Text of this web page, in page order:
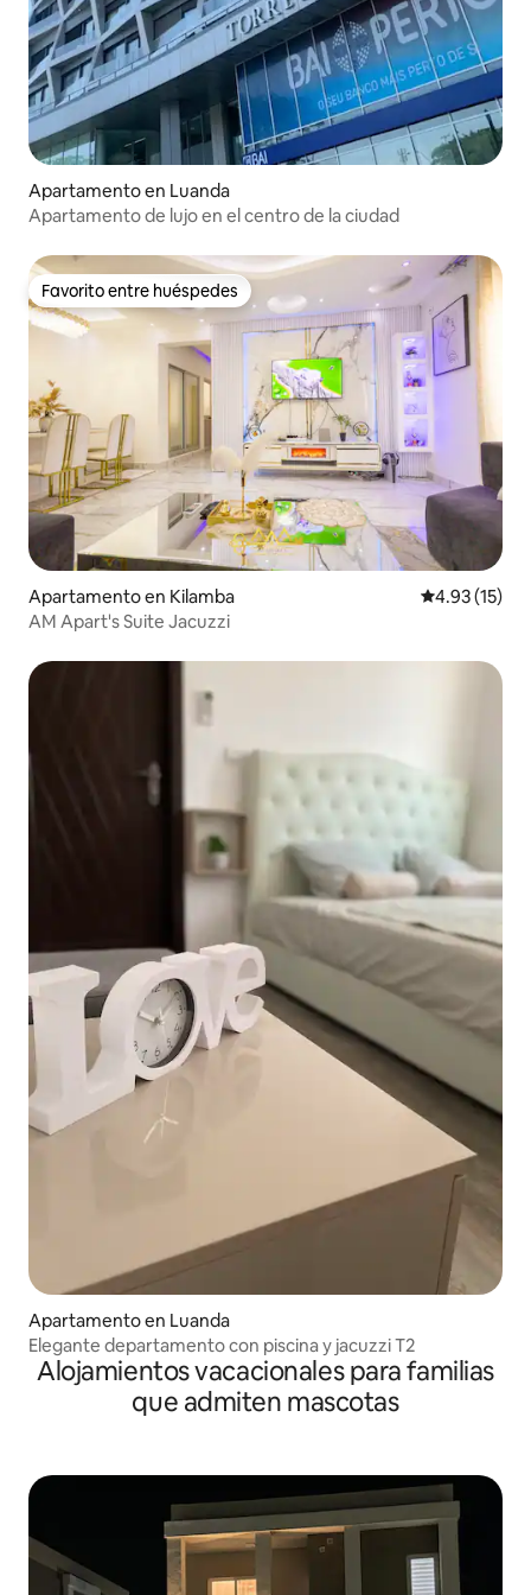
Apartamento en Luanda
Apartamento de lujo en el centro de la ciudad
Favorito entre huéspedes
Favorito entre huéspedes
Apartamento en Kilamba Calificación
4.93 (15)
AM Apart's Suite Jacuzzi
Apartamento en Luanda
Elegante departamento con piscina y jacuzzi T2
Alojamientos vacacionales para familias
que admiten mascotas